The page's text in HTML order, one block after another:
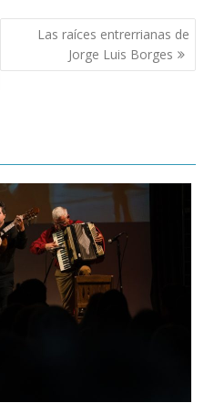
Las raíces entrerrianas de
Jorge Luis Borges